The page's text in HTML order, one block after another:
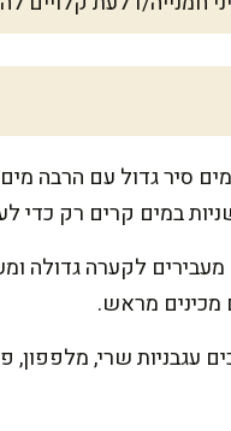
סיר גדול עם הרבה
מכינים מראש.
עגבניות שרי, מלפפון,